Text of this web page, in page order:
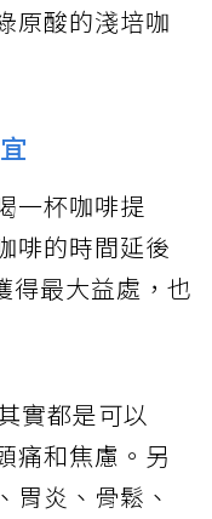
原酸的淺培咖
一杯咖啡提
啡的時間延後
得最大益處，也
實都是可以
痛和焦慮。另
胃炎、骨鬆、